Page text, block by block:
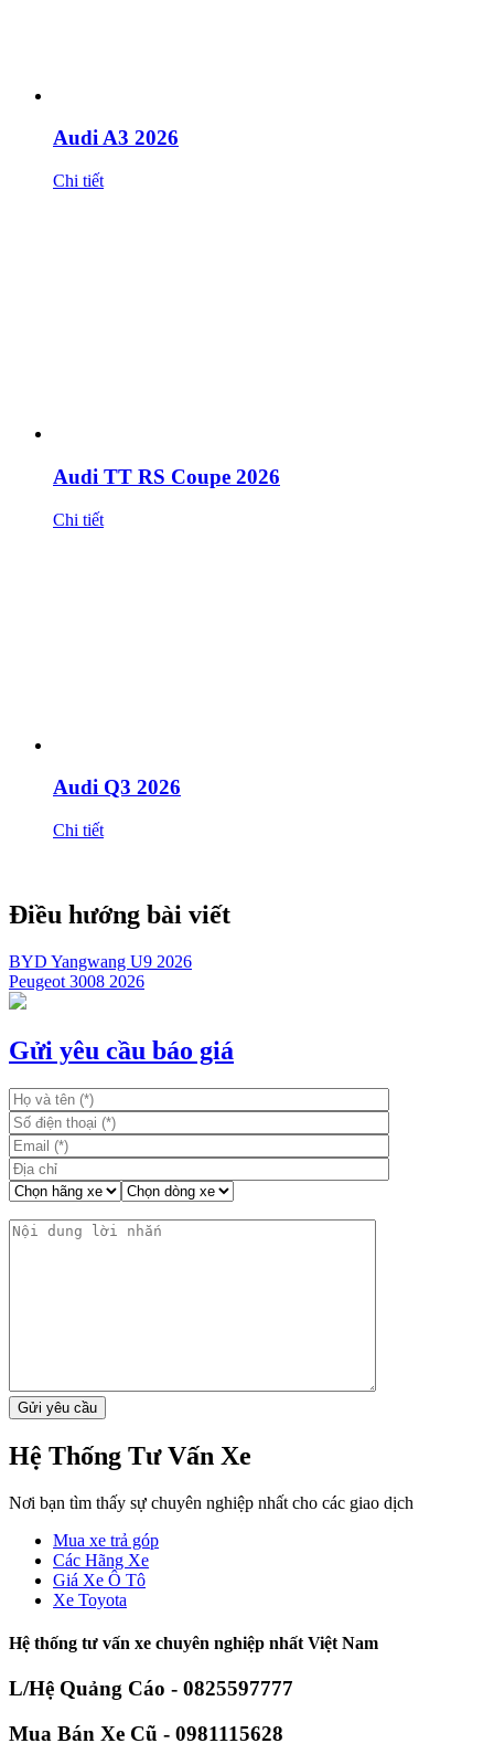
Audi A3 2026
Chi tiết
Audi TT RS Coupe 2026
Chi tiết
Audi Q3 2026
Chi tiết
Điều hướng bài viết
BYD Yangwang U9 2026
Peugeot 3008 2026
Gửi yêu cầu báo giá
Hệ Thống Tư Vấn Xe
Nơi bạn tìm thấy sự chuyên nghiệp nhất cho các giao dịch
Mua xe trả góp
Các Hãng Xe
Giá Xe Ô Tô
Xe Toyota
Hệ thống tư vấn xe chuyên nghiệp nhất Việt Nam
L/Hệ Quảng Cáo - 0825597777
Mua Bán Xe Cũ - 0981115628